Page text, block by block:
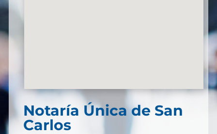
Notaría Única de San
Carlos